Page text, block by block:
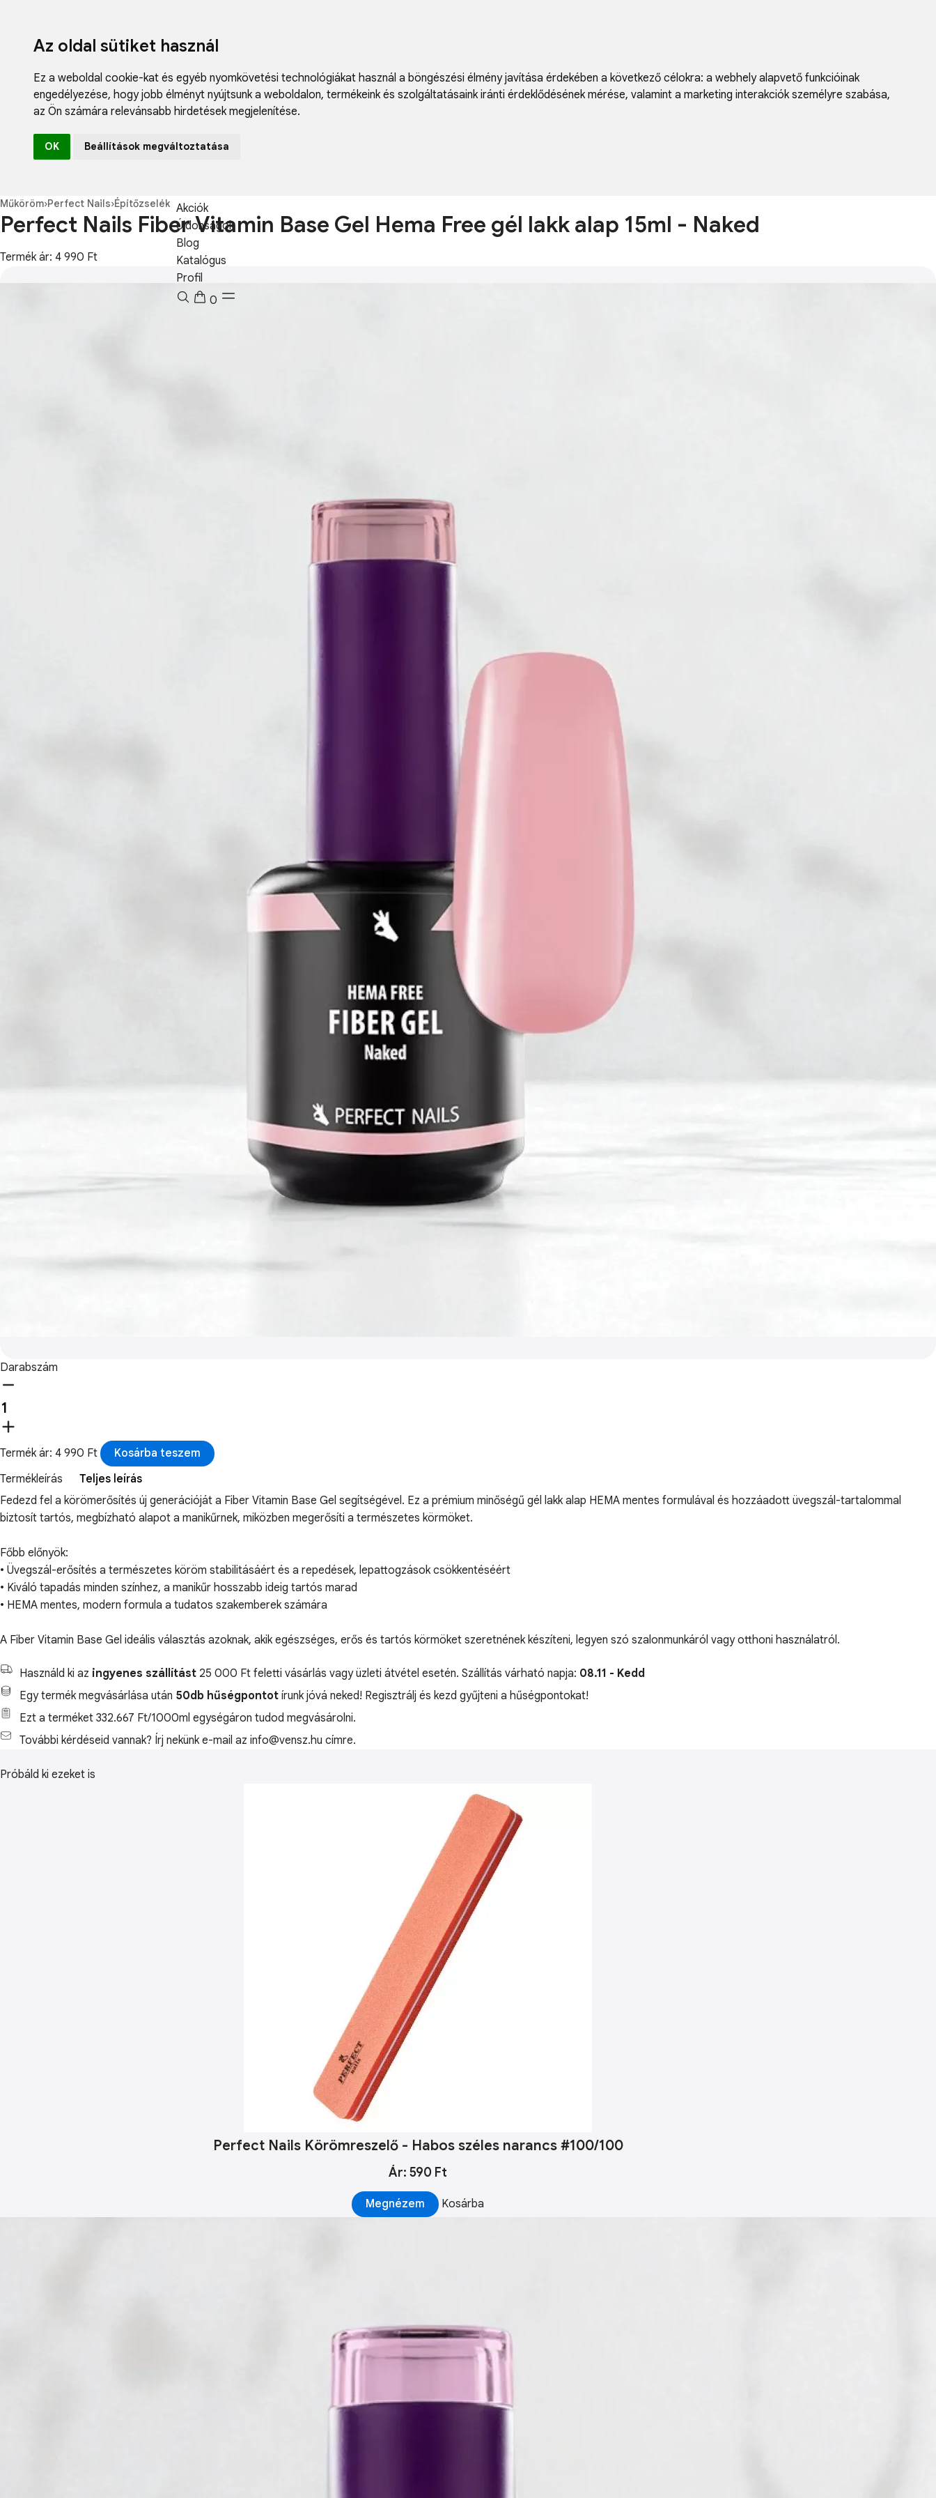
Az oldal sütiket használ
Ez a weboldal cookie-kat és egyéb nyomkövetési technológiákat használ a böngészési élmény javítása érdekében a következő célokra: a webhely alapvető funkcióinak
engedélyezése, hogy jobb élményt nyújtsunk a weboldalon, termékeink és szolgáltatásaink iránti érdeklődésének mérése, valamint a marketing interakciók személyre szabása,
az Ön számára relevánsabb hirdetések megjelenítése.
OK Beállítások megváltoztatása
Fodrászcikk
Akciók
Újdonságok
Blog
Katalógus
Profil
0
Műköröm›Perfect Nails›Építőzselék
Perfect Nails Fiber Vitamin Base Gel Hema Free gél lakk alap 15ml - Naked
Termék ár: 4 990 Ft
Darabszám
Termék ár: 4 990 Ft
Kosárba teszem
Termékleírás
Teljes leírás
Fedezd fel a körömerősítés új generációját a Fiber Vitamin Base Gel segítségével. Ez a prémium minőségű gél lakk alap HEMA mentes formulával és hozzáadott üvegszál-tartalommal
biztosít tartós, megbízható alapot a manikűrnek, miközben megerősíti a természetes körmöket.
Főbb előnyök:
• Üvegszál-erősítés a természetes köröm stabilitásáért és a repedések, lepattogzások csökkentéséért
• Kiváló tapadás minden színhez, a manikűr hosszabb ideig tartós marad
• HEMA mentes, modern formula a tudatos szakemberek számára
A Fiber Vitamin Base Gel ideális választás azoknak, akik egészséges, erős és tartós körmöket szeretnének készíteni, legyen szó szalonmunkáról vagy otthoni használatról.
Használd ki az ingyenes szállítást 25 000 Ft feletti vásárlás vagy üzleti átvétel esetén. Szállítás várható napja: 08.11 - Kedd
Egy termék megvásárlása után 50db hűségpontot írunk jóvá neked! Regisztrálj és kezd gyűjteni a hűségpontokat!
Ezt a terméket 332.667 Ft/1000ml egységáron tudod megvásárolni.
További kérdéseid vannak? Írj nekünk e-mail az info@vensz.hu címre.
Próbáld ki ezeket is
Perfect Nails Körömreszelő - Habos széles narancs #100/100
Ár: 590 Ft
Megnézem Kosárba